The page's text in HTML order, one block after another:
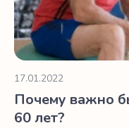
17.01.2022
Почему важно
60 лет?